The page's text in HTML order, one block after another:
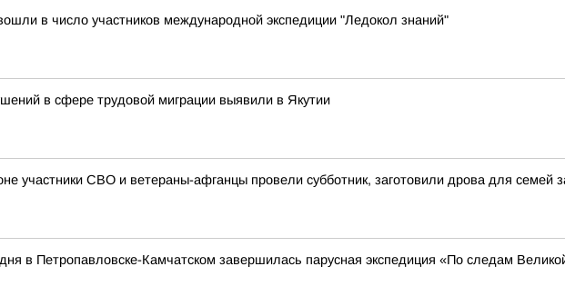
в число участников международной экспедиции "Ледокол знаний"
в сфере трудовой миграции выявили в Якутии
участники СВО и ветераны-афганцы провели субботник, заготовили дрова для семей
в Петропавловске-Камчатском завершилась парусная экспедиция «По следам